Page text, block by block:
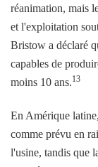
réanimation, mais
et l'exploitation
Bristow a déclaré
capables de
moins 10 ans.13
En Amérique
comme prévu en
l'usine, tandis que